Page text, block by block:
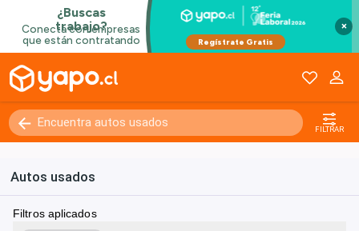
×
FILTRAR
Autos usados
Filtros aplicados